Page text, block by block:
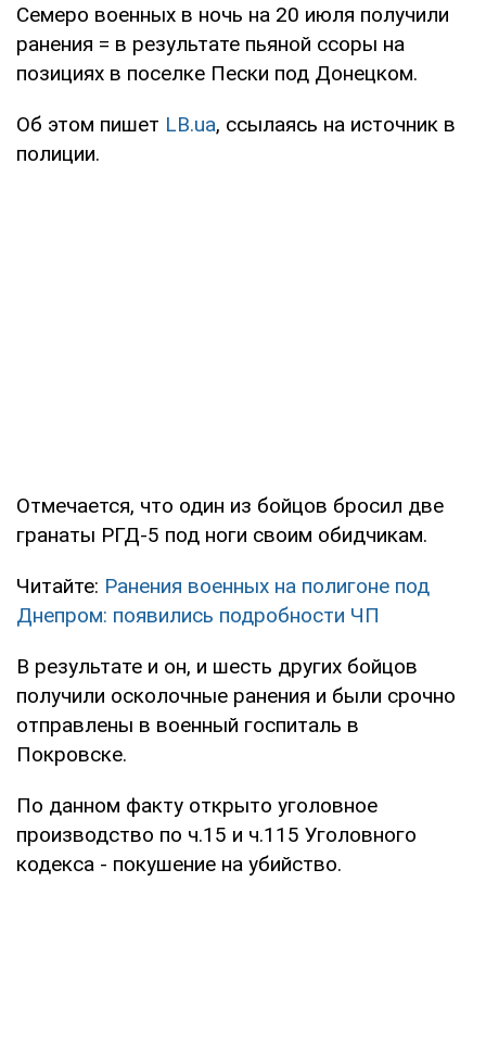
Семеро военных в ночь на 20 июля получили
ранения = в результате пьяной ссоры на
позициях в поселке Пески под Донецком.
Об этом пишет LB.ua, ссылаясь на источник в
полиции.
Отмечается, что один из бойцов бросил две
гранаты РГД-5 под ноги своим обидчикам.
Читайте: Ранения военных на полигоне под
Днепром: появились подробности ЧП
В результате и он, и шесть других бойцов
получили осколочные ранения и были срочно
отправлены в военный госпиталь в
Покровске.
По данном факту открыто уголовное
производство по ч.15 и ч.115 Уголовного
кодекса - покушение на убийство.